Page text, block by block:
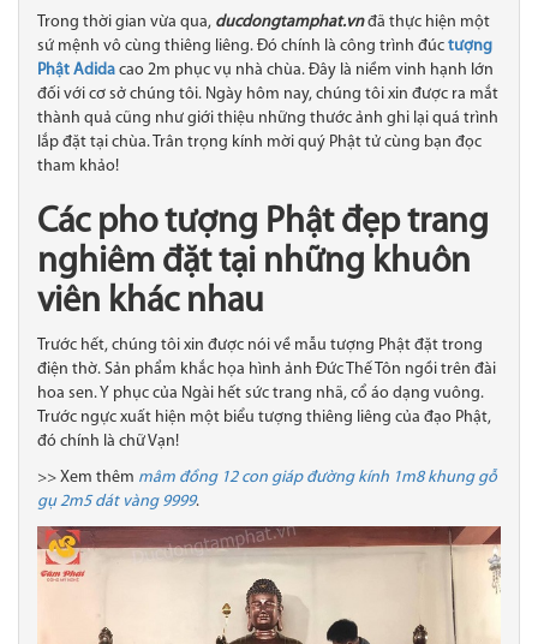
Trong thời gian vừa qua, ducdongtamphat.vnđã thực hiện một
sứ mệnh vô cùng thiêng liêng. Đó chính là công trình đúc tượng
Phật Adida cao 2m phục vụ nhà chùa. Đây là niềm vinh hạnh lớn
đối với cơ sở chúng tôi. Ngày hôm nay, chúng tôi xin được ra mắt
thành quả cũng như giới thiệu những thước ảnh ghi lại quá trình
lắp đặt tại chùa. Trân trọng kính mời quý Phật tử cùng bạn đọc
tham khảo!
Các pho tượng Phật đẹp trang
nghiêm đặt tại những khuôn
viên khác nhau
Trước hết, chúng tôi xin được nói về mẫu tượng Phật đặt trong
điện thờ. Sản phẩm khắc họa hình ảnh Đức Thế Tôn ngồi trên đài
hoa sen. Y phục của Ngài hết sức trang nhã, cổ áo dạng vuông.
Trước ngực xuất hiện một biểu tượng thiêng liêng của đạo Phật,
đó chính là chữ Vạn!
>> Xem thêm mâm đồng 12 con giáp đường kính 1m8 khung gỗ
gụ 2m5 dát vàng 9999.